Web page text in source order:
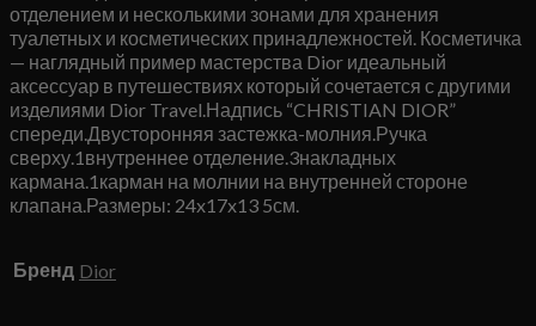
отделением и несколькими зонами для хранения
туалетных и косметических принадлежностей. Косметичка
— наглядный пример мастерства Dior идеальный
аксессуар в путешествиях который сочетается с другими
изделиями Dior Travel.Надпись “CHRISTIAN DIOR”
спереди.Двусторонняя застежка-молния.Ручка
сверху.1внутреннее отделение.3накладных
кармана.1карман на молнии на внутренней стороне
клапана.Размеры: 24x17x13 5см.
Бренд Dior